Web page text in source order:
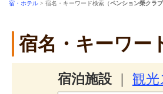
宿・ホテル > 宿名・キーワード検索（ペンション榮クラブ
宿名・キーワー
宿泊施設 観光